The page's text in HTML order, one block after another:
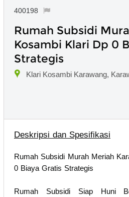
400198
Rumah Subsidi
Kosambi Klari Dp 0
Strategis
Klari Kosambi Karawang,
Deskripsi dan Spesifikasi
Rumah Subsidi Murah Meriah
0 Biaya Gratis Strategis
Rumah Subsidi Siap Huni